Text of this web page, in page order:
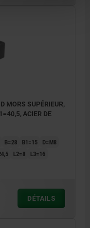
MORS SUPÉRIEUR,
ACIER DE
B=28 B1=15
D=M8
L2=8 L3=16
DÉTAILS